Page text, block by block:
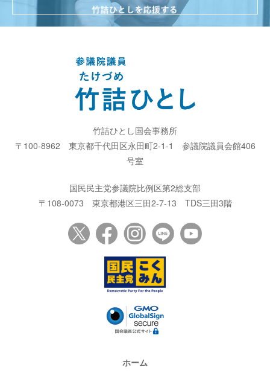
竹詰ひとし国会事務所
〒100-8962
東京都千代田区永田町2-1-1
参議院議員会館406
号室
国民民主党参議院比例区第2総支部
〒108-0073
東京都港区三田2-7-13 TDS三田3階
ホーム